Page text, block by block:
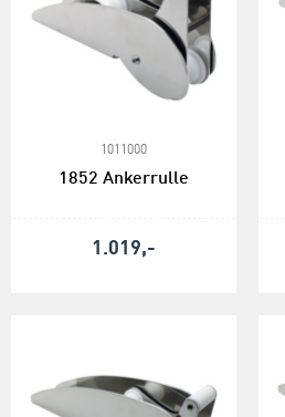
1011000
1852 Ankerrulle
1.019,-